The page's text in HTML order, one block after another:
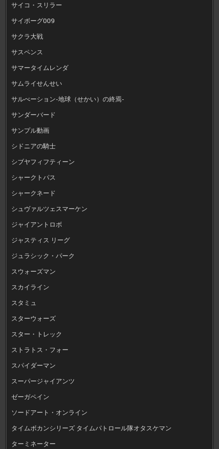
サイコ・スリラー
サイボーグ009
サクラ大戦
サスペンス
サマータイムレンダ
サムライせんせい
サルべーション-地球（せかい）の終焉-
サンダーバード
サンプル動画
シドニアの騎士
シブヤフィフティーン
シャークトパス
シャークネード
シュヴァルツェスマーケン
ジャイアントロボ
ジャスティス リーグ
ジュラシック・パーク
スウォーズマン
スカイライン
スタミュ
スターウォーズ
スター・トレック
ストラトス・フォー
スパイダーマン
スーパージャイアンツ
ゼーガペイン
ソードアート・オンライン
タイムボカンシリーズ タイムパトロール隊オタスケマン
ターミネーター